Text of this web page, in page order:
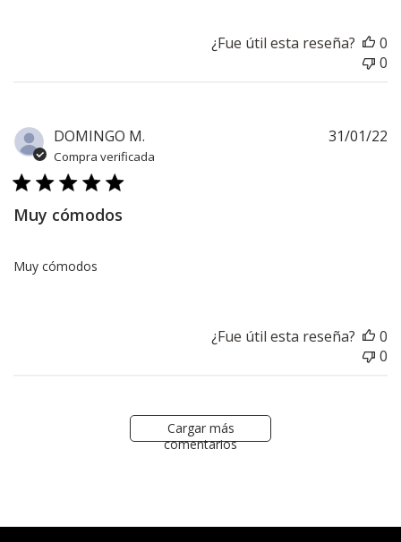
¿Fue útil esta reseña?
0
0
DOMINGO M.
Compra verificada
Muy cómodos
Muy cómodos
31/01/22
¿Fue útil esta reseña?
0
0
Cargar más
comentarios